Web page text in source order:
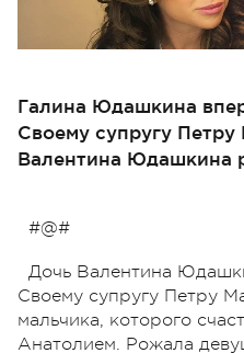
Галина Юдашкина
Своему супругу Петру
Валентина Юдашкина
#@#
Дочь Валентина
Своему супругу Петру
мальчика, которого
Анатолием. Рожала